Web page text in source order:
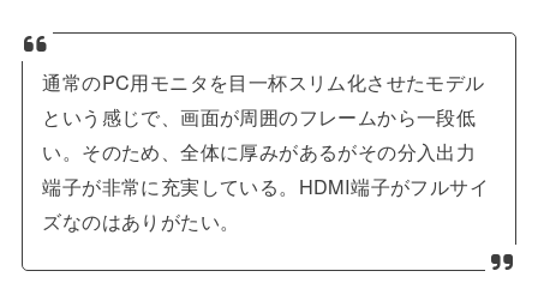
通常のPC用モニタを目一杯スリム化させたモデル
という感じで、画面が周囲のフレームから一段低
い。そのため、全体に厚みがあるがその分入出力
端子が非常に充実している。HDMI端子がフルサイ
ズなのはありがたい。